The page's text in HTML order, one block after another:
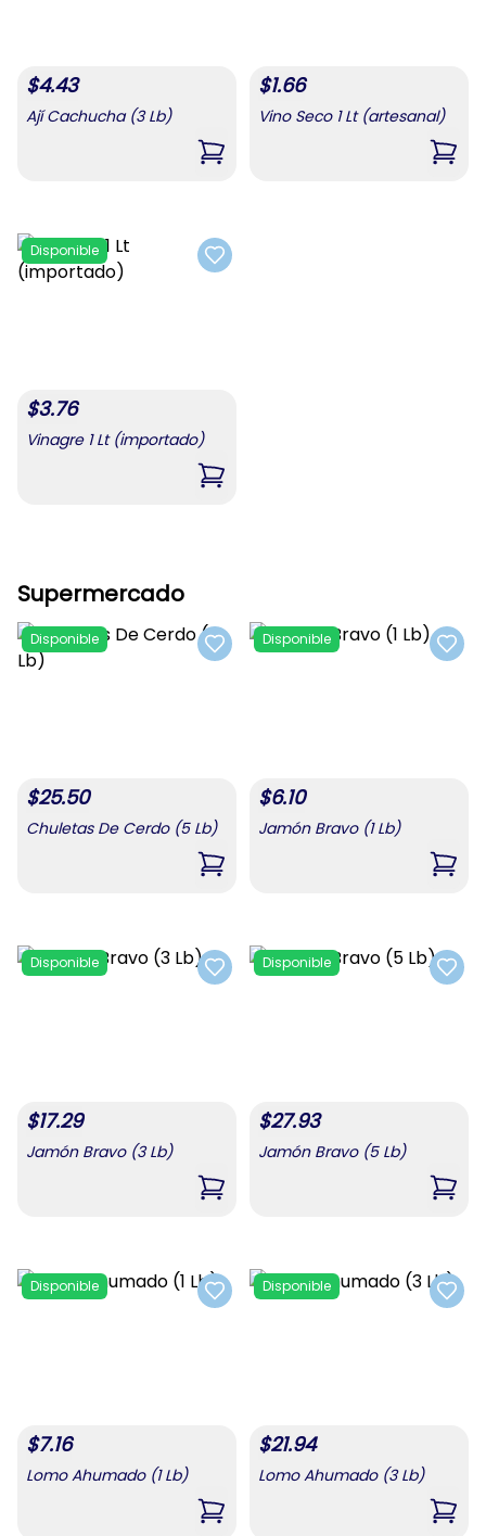
$4.43
Ají Cachucha (3 Lb)
,Ají Cachucha (3 Lb)
$1.66
Vino Seco 1 Lt (artesanal)
,
Add to favorites
Disponible
$3.76
Vinagre 1 Lt (importado)
,Vinagre 1 Lt (importado)
Supermercado
Add to favorites
Disponible
$25.50
Chuletas De Cerdo (5 Lb)
,Chuletas De Cerdo (5 Lb)
Add
Disponible
$6.10
Jamón Bravo (1 Lb)
,
Add to favorites
Disponible
$17.29
Jamón Bravo (3 Lb)
,Jamón Bravo (3 Lb)
Add
Disponible
$27.93
Jamón Bravo (5 Lb)
,
Add to favorites
Disponible
$7.16
Lomo Ahumado (1 Lb)
,Lomo Ahumado (1 Lb)
Add
Disponible
$21.94
Lomo Ahumado (3 Lb)
,